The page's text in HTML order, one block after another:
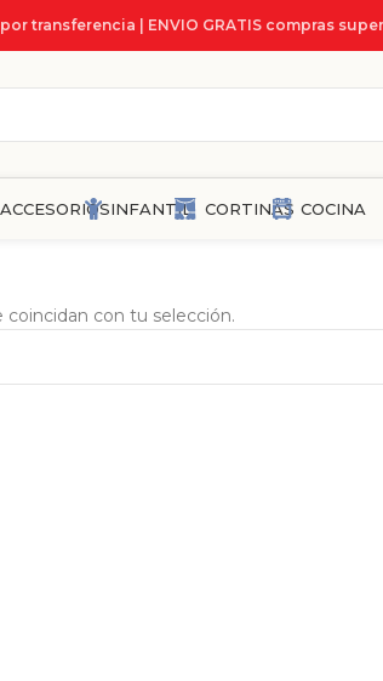
transferencia | ENVIO GRATIS compras
ACCESORIOSINFANTIL CORTINAS COCINA
con tu selección.